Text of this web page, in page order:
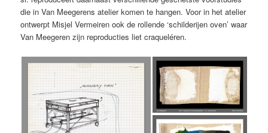
die in Van Meegerens atelier komen te hangen. Voor in het atelier
ontwerpt Misjel Vermeiren ook de rollende ‘schilderijen oven’ waar
Van Meegeren zijn reproducties liet craqueléren.